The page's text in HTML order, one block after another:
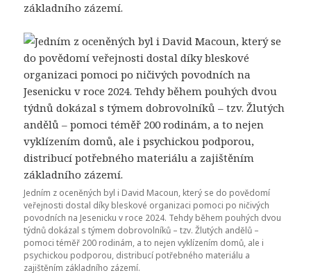
základního zázemí.
Jedním z oceněných byl i David Macoun, který se do povědomí
veřejnosti dostal díky bleskové organizaci pomoci po ničivých
povodních na Jesenicku v roce 2024. Tehdy během pouhých dvou
týdnů dokázal s týmem dobrovolníků – tzv. Žlutých andělů –
pomoci téměř 200 rodinám, a to nejen vyklízením domů, ale i
psychickou podporou, distribucí potřebného materiálu a
zajištěním základního zázemí.